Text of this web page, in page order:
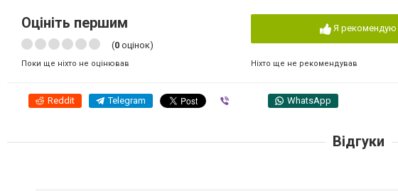
Оцініть першим
(0 оцінок)
Поки ще ніхто не оцінював
Я рекомендую
Ніхто ще не рекомендував
Reddit Telegram WhatsApp
Відгуки